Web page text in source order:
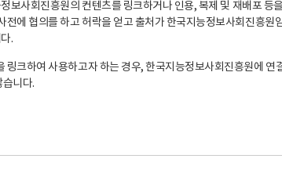
보사회진흥원의 컨텐츠를 링크하거나 인용, 복제 및 재배포
전에 협의를 하고 허락을 얻고 출처가 한국지능정보사회진흥
.
링크하여 사용하고자 하는 경우, 한국지능정보사회진흥원에
습니다.